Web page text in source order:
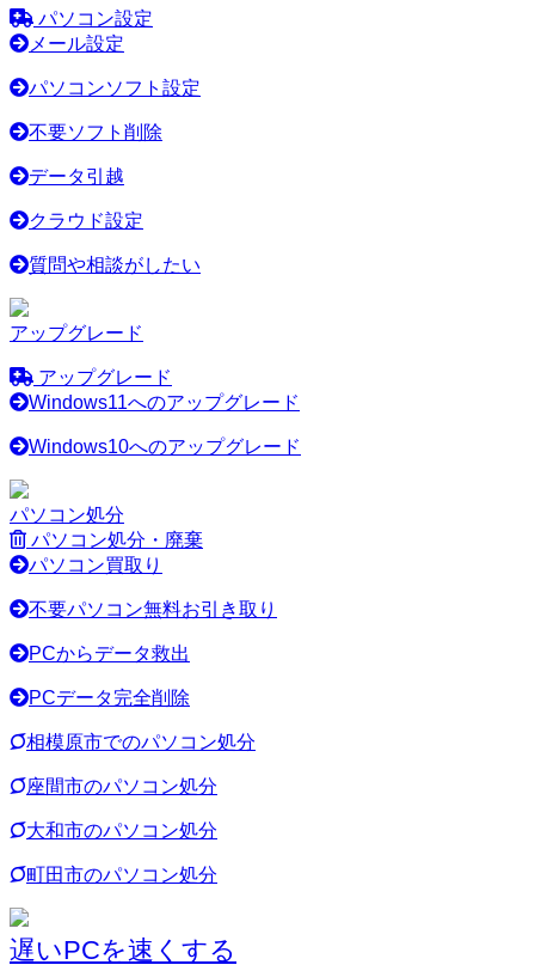
パソコン設定
メール設定
パソコンソフト設定
不要ソフト削除
データ引越
クラウド設定
質問や相談がしたい
アップグレード
アップグレード
Windows11へのアップグレード
Windows10へのアップグレード
パソコン処分
パソコン処分・廃棄
パソコン買取り
不要パソコン無料お引き取り
PCからデータ救出
PCデータ完全削除
相模原市でのパソコン処分
座間市のパソコン処分
大和市のパソコン処分
町田市のパソコン処分
遅いPCを速くする